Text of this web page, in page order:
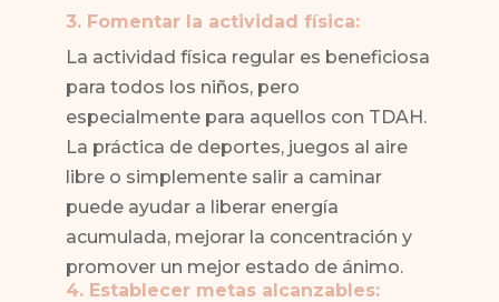
3. Fomentar la actividad física:
La actividad física regular es beneficiosa
para todos los niños, pero
especialmente para aquellos con TDAH.
La práctica de deportes, juegos al aire
libre o simplemente salir a caminar
puede ayudar a liberar energía
acumulada, mejorar la concentración y
promover un mejor estado de ánimo.
4. Establecer metas alcanzables: